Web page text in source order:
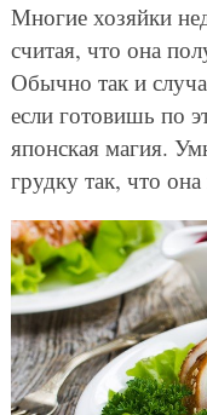
Многие хозяйки
считая, что она
Обычно так и
если готовишь по
японская магия.
грудку так, что